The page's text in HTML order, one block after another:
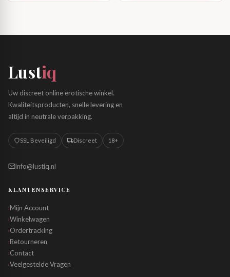
Lustiq
Uw discreet online erotische winkel.
Kwaliteitsproducten, snelle levering en
altijd in neutrale verpakking.
SSL Beveiligd Discreet 18+
info@lustiq.nl
KLANTENSERVICE
›Mijn Account
›Winkelwagen
›Ordertracking
›Retourneren
›Contact
›Veelgestelde Vragen